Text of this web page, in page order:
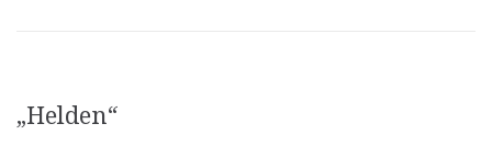
„Helden“